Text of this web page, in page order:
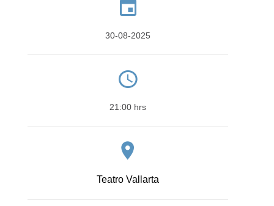
30-08-2025
21:00 hrs
Teatro Vallarta